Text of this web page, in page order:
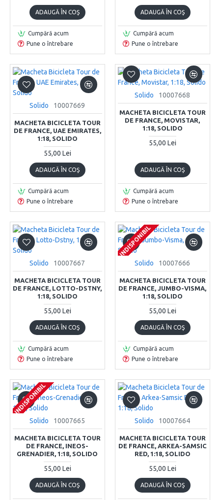
ADAUGĂ ÎN COŞ
Cumpără acum
Pune o întrebare
ADAUGĂ ÎN COŞ
Cumpără acum
Pune o întrebare
Solido 10007669
MACHETA BICICLETA TOUR
DE FRANCE, UAE EMIRATES,
1:18, SOLIDO
55,00 Lei
ADAUGĂ ÎN COŞ
Cumpără acum
Pune o întrebare
Solido 10007668
MACHETA BICICLETA TOUR
DE FRANCE, MOVISTAR,
1:18, SOLIDO
55,00 Lei
ADAUGĂ ÎN COŞ
Cumpără acum
Pune o întrebare
Solido 10007667
MACHETA BICICLETA TOUR
DE FRANCE, LOTTO-DSTNY,
1:18, SOLIDO
55,00 Lei
ADAUGĂ ÎN COŞ
Cumpără acum
Pune o întrebare
INDISPONIBIL
INDISPONIBIL
INDISPONIBIL
Solido 10007666
MACHETA BICICLETA TOUR
DE FRANCE, JUMBO-VISMA,
1:18, SOLIDO
55,00 Lei
ADAUGĂ ÎN COŞ
Cumpără acum
Pune o întrebare
INDISPONIBIL
INDISPONIBIL
INDISPONIBIL
Solido 10007665
MACHETA BICICLETA TOUR
DE FRANCE, INEOS-
GRENADIER, 1:18, SOLIDO
55,00 Lei
ADAUGĂ ÎN COŞ
Solido 10007664
MACHETA BICICLETA TOUR
DE FRANCE, ARKEA-SAMSIC
RED, 1:18, SOLIDO
55,00 Lei
ADAUGĂ ÎN COŞ